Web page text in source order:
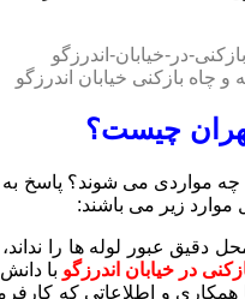
و چاه بازکنی خیابان اندرزگو
تهران چیست؟
مواردی می شوند؟ پاسخ به
موارد زیر می باشند:
دقیق عبور لوله ها را
در خیابان اندرزگو با
همکاری و اطلاعاتی که